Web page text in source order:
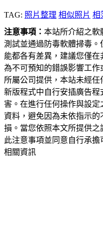
TAG: 照片整理 相似照片 相
注意事項： 本站所介紹之軟
測試並通過防毒軟體掃毒
能都各有差異，建議您僅
為不可預知的錯誤影響工
所屬公司提供，本站未經
新版程式中自行安插廣告
害。在進行任何操作與設
資料，避免因為未依指示
損。當您依照本文所提供
此注意事項並同意自行承擔
相關資訊